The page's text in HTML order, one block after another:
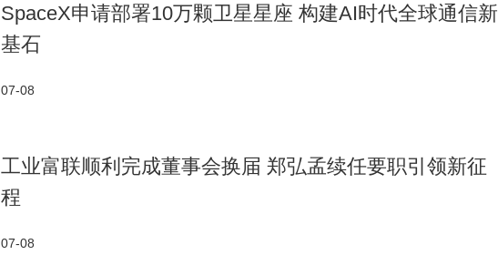
SpaceX申请部署10万颗卫星星座 构建AI时代全球通信新
基石
07-08
工业富联顺利完成董事会换届 郑弘孟续任要职引领新征
程
07-08